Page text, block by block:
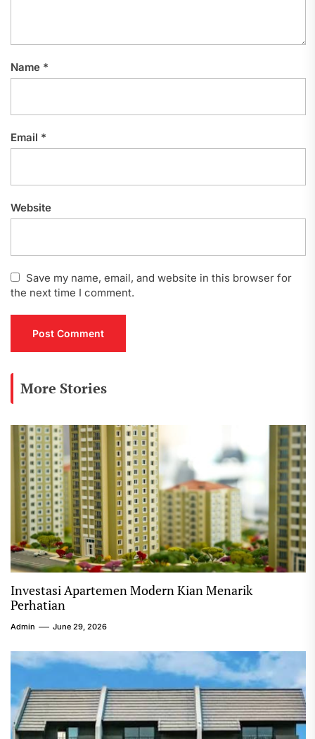
Name *
Email *
Website
Save my name, email, and website in this browser for
the next time I comment.
More Stories
Investasi Apartemen Modern Kian Menarik
Perhatian
Admin June 29, 2026